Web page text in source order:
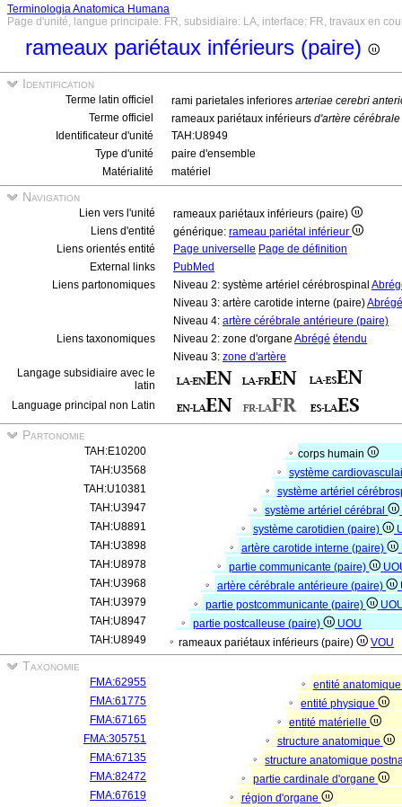
Terminologia Anatomica Humana
Page d'unité, langue principale: FR, subsidiaire: LA, interface: FR, travaux en
rameaux pariétaux inférieurs (paire)
Identification
Terme latin officiel rami parietales inferiores arteriae cerebri
Terme officiel
rameaux pariétaux inférieurs d'artère
Identificateur d'unité
TAH:U8949
Type d'unité
paire d'ensemble
Matérialité
matériel
Navigation
Lien vers l'unité
rameaux pariétaux inférieurs (paire)
Liens d'entité
générique: rameau pariétal inférieur
Liens orientés entité
Page universelle Page de définition
External links
PubMed
Liens partonomiques
Niveau 2: système artériel cérébrospinal
Niveau 3: artère carotide interne (paire)Abrégé
Niveau 4: artère cérébrale antérieure (paire)
Liens taxonomiques
Niveau 2: zone d'organe Abrégé étendu
Niveau 3: zone d'artère
Langage subsidiaire avec le
latin
Language principal non Latin
Partonomie
TAH:E10200
corps humain
TAH:U3568
système
TAH:U10381
système artériel
TAH:U3947
système artériel cérébral
TAH:U8891
système carotidien (paire)
TAH:U3898
artère carotide interne (paire)
TAH:U8978
partie communicante (paire)
TAH:U3968
artère cérébrale antérieure (paire)
TAH:U3979
partie postcommunicante (paire)
TAH:U8947
partie postcalleuse (paire)
UOU
TAH:U8949
rameaux pariétaux inférieurs (paire) VOU
Taxonomie
FMA:62955
entité
FMA:61775
entité physique
FMA:67165
entité matérielle
FMA:305751
structure anatomique
FMA:67135
structure anatomique
FMA:82472
partie cardinale d'organe
FMA:67619
région d'organe